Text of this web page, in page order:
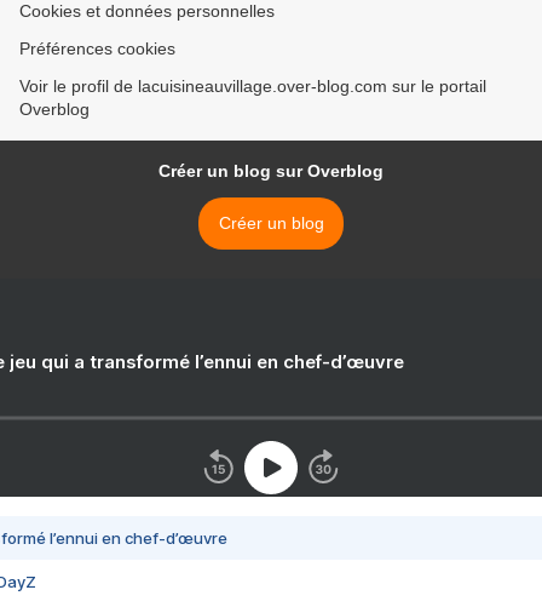
Cookies et données personnelles
Préférences cookies
Voir le profil de lacuisineauvillage.over-blog.com sur le portail
Overblog
Créer un blog sur Overblog
Créer un blog
jeu qui a transformé l’ennui en chef-d’œuvre
l’ennui en chef-d’œuvre